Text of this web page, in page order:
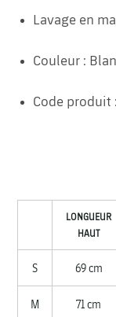
Lavage en
Couleur :
Code produit
LONGUEUR
HAUT
S 69 cm
M 71 cm